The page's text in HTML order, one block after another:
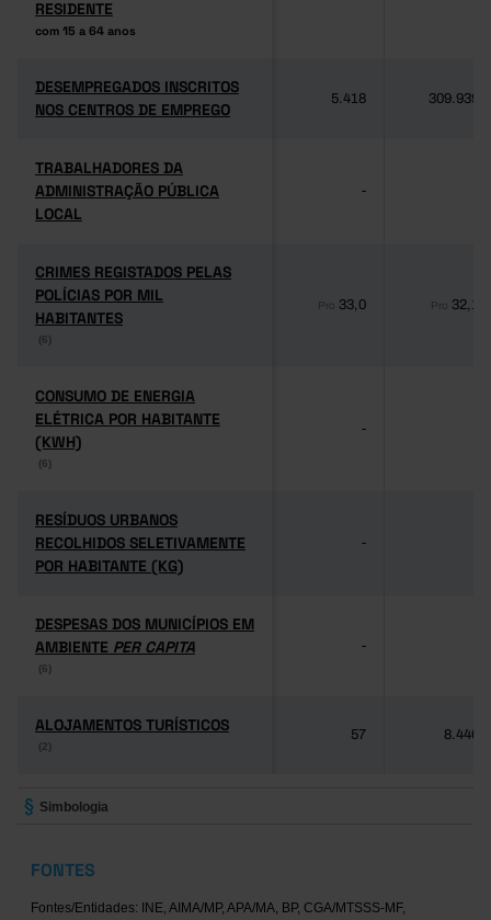
RESIDENTE
com 15 a 64 anos
RESIDENTE
com 15 a 64 anos
DESEMPREGADOS INSCRITOS
NOS CENTROS DE EMPREGO
DESEMPREGADOS INSCRITOS
NOS CENTROS DE EMPREGO
5.418 309.939
TRABALHADORES DA
ADMINISTRAÇÃO PÚBLICA
LOCAL
TRABALHADORES DA
ADMINISTRAÇÃO PÚBLICA
LOCAL
-
CRIMES REGISTADOS PELAS
POLÍCIAS POR MIL
HABITANTES
(6)
CRIMES REGISTADOS PELAS
POLÍCIAS POR MIL
HABITANTES
(6)
Pro 33,0 Pro 32,1
CONSUMO DE ENERGIA
ELÉTRICA POR HABITANTE
(KWH)
(6)
CONSUMO DE ENERGIA
ELÉTRICA POR HABITANTE
(KWH)
(6)
-
RESÍDUOS URBANOS
RECOLHIDOS SELETIVAMENTE
POR HABITANTE (KG)
RESÍDUOS URBANOS
RECOLHIDOS SELETIVAMENTE
POR HABITANTE (KG)
-
DESPESAS DOS MUNICÍPIOS EM
AMBIENTE PER CAPITA
(6)
DESPESAS DOS MUNICÍPIOS EM
AMBIENTE PER CAPITA
(6)
-
ALOJAMENTOS TURÍSTICOS
(2)
ALOJAMENTOS TURÍSTICOS
(2)
57 8.446
Simbologia
FONTES
Fontes/Entidades: INE, AIMA/MP, APA/MA, BP, CGA/MTSSS-MF,